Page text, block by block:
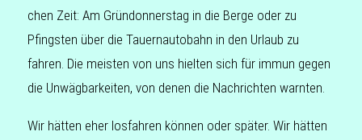
chen Zeit: Am Grün­don­ners­tag in die Berge oder zu
Pfings­ten über die Tau­ern­au­to­bahn in den Urlaub zu
fahren. Die meis­ten von uns hiel­ten sich für immun gegen
die Unwäg­bar­kei­ten, von denen die Nach­rich­ten warnten.
Wir hätten eher los­fah­ren können oder später. Wir hätten